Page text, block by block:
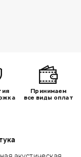
Принимаем
все виды оплат